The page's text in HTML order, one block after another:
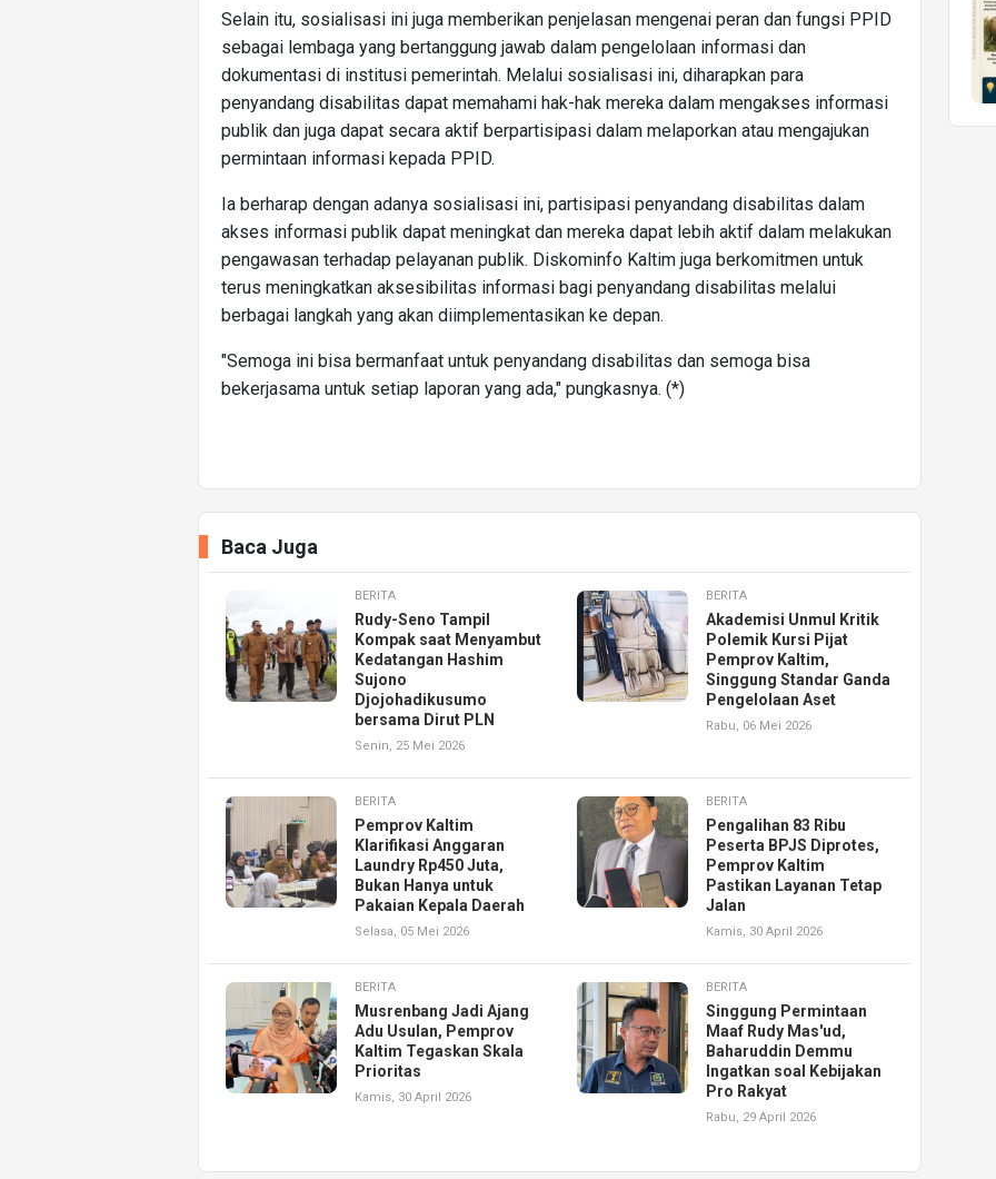
Selain itu, sosialisasi ini juga memberikan penjelasan mengenai peran dan fungsi PPID
sebagai lembaga yang bertanggung jawab dalam pengelolaan informasi dan
dokumentasi di institusi pemerintah. Melalui sosialisasi ini, diharapkan para
penyandang disabilitas dapat memahami hak-hak mereka dalam mengakses informasi
publik dan juga dapat secara aktif berpartisipasi dalam melaporkan atau mengajukan
permintaan informasi kepada PPID.
Ia berharap dengan adanya sosialisasi ini, partisipasi penyandang disabilitas dalam
akses informasi publik dapat meningkat dan mereka dapat lebih aktif dalam melakukan
pengawasan terhadap pelayanan publik. Diskominfo Kaltim juga berkomitmen untuk
terus meningkatkan aksesibilitas informasi bagi penyandang disabilitas melalui
berbagai langkah yang akan diimplementasikan ke depan.
"Semoga ini bisa bermanfaat untuk penyandang disabilitas dan semoga bisa
bekerjasama untuk setiap laporan yang ada," pungkasnya. (*)
Baca Juga
BERITA
Rudy-Seno Tampil
Kompak saat Menyambut
Kedatangan Hashim
Sujono
Djojohadikusumo
bersama Dirut PLN
Senin, 25 Mei 2026
BERITA
Akademisi Unmul Kritik
Polemik Kursi Pijat
Pemprov Kaltim,
Singgung Standar Ganda
Pengelolaan Aset
Rabu, 06 Mei 2026
BERITA
Pemprov Kaltim
Klarifikasi Anggaran
Laundry Rp450 Juta,
Bukan Hanya untuk
Pakaian Kepala Daerah
Selasa, 05 Mei 2026
BERITA
Pengalihan 83 Ribu
Peserta BPJS Diprotes,
Pemprov Kaltim
Pastikan Layanan Tetap
Jalan
Kamis, 30 April 2026
BERITA
Musrenbang Jadi Ajang
Adu Usulan, Pemprov
Kaltim Tegaskan Skala
Prioritas
Kamis, 30 April 2026
BERITA
Singgung Permintaan
Maaf Rudy Mas'ud,
Baharuddin Demmu
Ingatkan soal Kebijakan
Pro Rakyat
Rabu, 29 April 2026